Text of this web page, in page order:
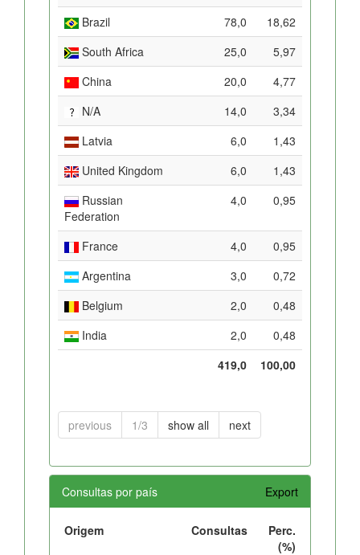
Brazil 78,0
18,62
South Africa
25,0
5,97
China
20,0
4,77
N/A
14,0
3,34
Latvia
6,0
1,43
United Kingdom
6,0
1,43
Russian
Federation
4,0 0,95
France 4,0
0,95
Argentina
3,0
0,72
Belgium
2,0
0,48
India
2,0
0,48
419,0
100,00
previous 1/3 show all next
Consultas por país Export
Origem Consultas
Perc.
(%)